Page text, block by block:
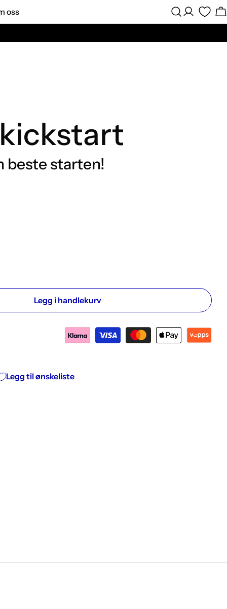
oss
Logg
beste starten!
gi din nye livsstil den beste starten!
kickstart: gi din nye livsstil den beste starten!
Legg i handlekurv
Legg til ønskeliste